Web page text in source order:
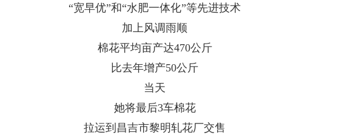
“宽早优”和“水肥一体化”等先进技术
加上风调雨顺
棉花平均亩产达470公斤
比去年增产50公斤
当天
她将最后3车棉花
拉运到昌吉市黎明轧花厂交售